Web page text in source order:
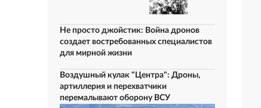
Не просто джойстик: Война дронов
создает востребованных специалистов
для мирной жизни
Воздушный кулак "Центра": Дроны,
артиллерия и перехватчики
перемалывают оборону ВСУ